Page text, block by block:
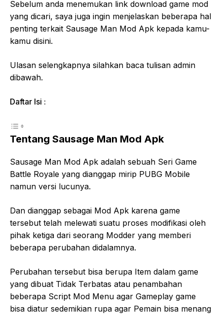
Sebelum anda menemukan link download game mod
yang dicari, saya juga ingin menjelaskan beberapa hal
penting terkait Sausage Man Mod Apk kepada kamu-
kamu disini.
Ulasan selengkapnya silahkan baca tulisan admin
dibawah.
Daftar Isi :
Tentang Sausage Man Mod Apk
Sausage Man Mod Apk adalah sebuah Seri Game
Battle Royale yang dianggap mirip PUBG Mobile
namun versi lucunya.
Dan dianggap sebagai Mod Apk karena game
tersebut telah melewati suatu proses modifikasi oleh
pihak ketiga dari seorang Modder yang memberi
beberapa perubahan didalamnya.
Perubahan tersebut bisa berupa Item dalam game
yang dibuat Tidak Terbatas atau penambahan
beberapa Script Mod Menu agar Gameplay game
bisa diatur sedemikian rupa agar Pemain bisa menang